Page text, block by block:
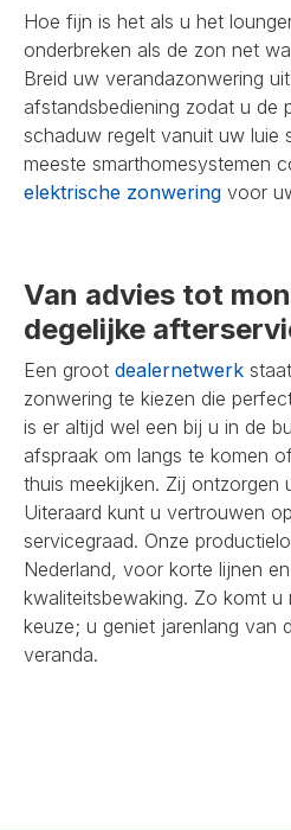
Hoe fijn is het als u het
onderbreken als de zon net
Breid uw verandazonwering
afstandsbediening zodat u de
schaduw regelt vanuit uw luie
meeste smarthomesystemen
elektrische zonwering voor
Van advies tot
degelijke
Een groot dealernetwerk
zonwering te kiezen die
is er altijd wel een bij u in de
afspraak om langs te komen
thuis meekijken. Zij ontzorgen
Uiteraard kunt u vertrouwen
servicegraad. Onze
Nederland, voor korte lijnen
kwaliteitsbewaking. Zo komt u
keuze; u geniet jarenlang van
veranda.